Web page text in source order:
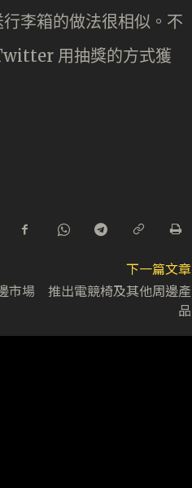
李箱的做法很相似。不
用抽獎的方式獲
下一篇文章
市場 推出電競椅及其他周邊產
品